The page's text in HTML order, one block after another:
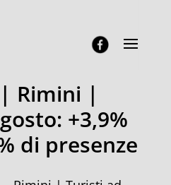
Rimini |
+3,9%
di presenze